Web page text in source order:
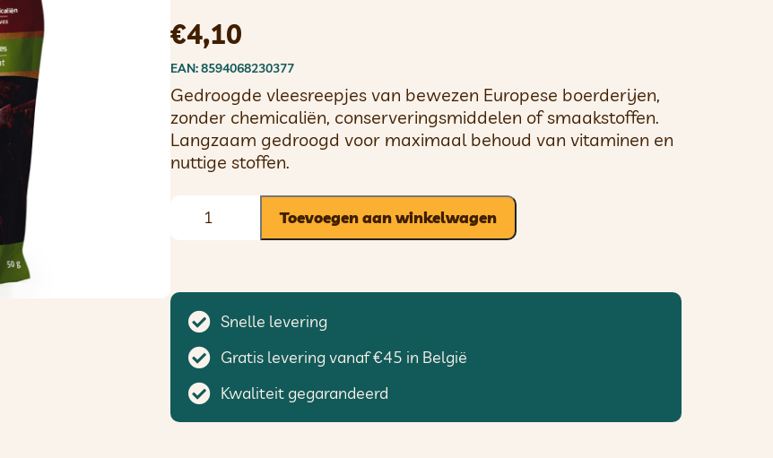
€4,10
EAN: 8594068230377
Gedroogde vleesreepjes van bewezen Europese boerderijen,
zonder chemicaliën, conserveringsmiddelen of smaakstoffen.
Langzaam gedroogd voor maximaal behoud van vitaminen en
nuttige stoffen.
Toevoegen aan winkelwagen
Snelle levering
Gratis levering vanaf €45 in België
Kwaliteit gegarandeerd